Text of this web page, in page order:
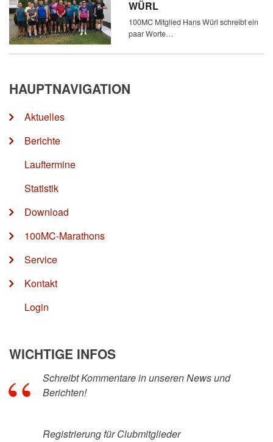
WÜRL
100MC Mitglied Hans Würl schreibt ein
paar Worte…
HAUPTNAVIGATION
Aktuelles
Berichte
Lauftermine
Statistik
Download
100MC-Marathons
Service
Kontakt
Login
WICHTIGE INFOS
Schreibt Kommentare in unseren News und
Berichten!
Registrierung für Clubmitglieder